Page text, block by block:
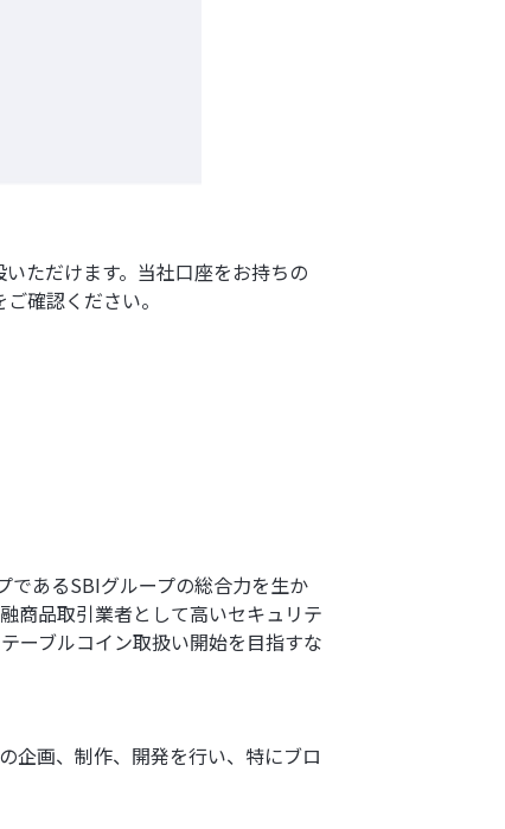
ただけます。当社口座をお持ちの
確認ください。
であるSBIグループの総合力を生か
商品取引業者として高いセキュリテ
ーブルコイン取扱い開始を目指すな
企画、制作、開発を行い、特にブロ